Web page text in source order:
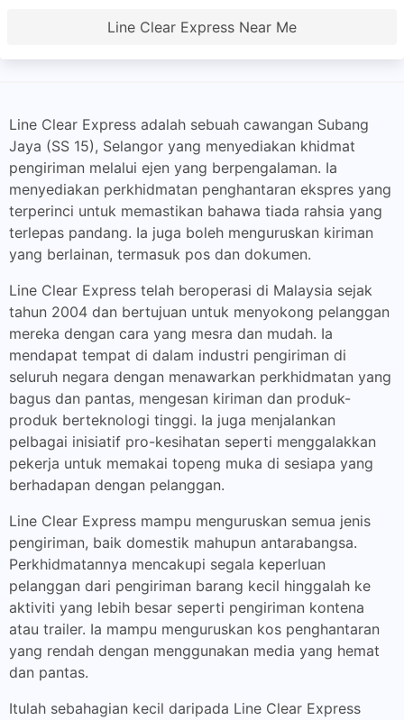
Line Clear Express Near Me
Line Clear Express adalah sebuah cawangan Subang
Jaya (SS 15), Selangor yang menyediakan khidmat
pengiriman melalui ejen yang berpengalaman. Ia
menyediakan perkhidmatan penghantaran ekspres yang
terperinci untuk memastikan bahawa tiada rahsia yang
terlepas pandang. Ia juga boleh menguruskan kiriman
yang berlainan, termasuk pos dan dokumen.
Line Clear Express telah beroperasi di Malaysia sejak
tahun 2004 dan bertujuan untuk menyokong pelanggan
mereka dengan cara yang mesra dan mudah. Ia
mendapat tempat di dalam industri pengiriman di
seluruh negara dengan menawarkan perkhidmatan yang
bagus dan pantas, mengesan kiriman dan produk-
produk berteknologi tinggi. Ia juga menjalankan
pelbagai inisiatif pro-kesihatan seperti menggalakkan
pekerja untuk memakai topeng muka di sesiapa yang
berhadapan dengan pelanggan.
Line Clear Express mampu menguruskan semua jenis
pengiriman, baik domestik mahupun antarabangsa.
Perkhidmatannya mencakupi segala keperluan
pelanggan dari pengiriman barang kecil hinggalah ke
aktiviti yang lebih besar seperti pengiriman kontena
atau trailer. Ia mampu menguruskan kos penghantaran
yang rendah dengan menggunakan media yang hemat
dan pantas.
Itulah sebahagian kecil daripada Line Clear Express